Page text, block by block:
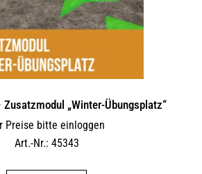
„Winter-Übungsplatz“
Preise bitte einloggen
Art.-Nr.: 45343